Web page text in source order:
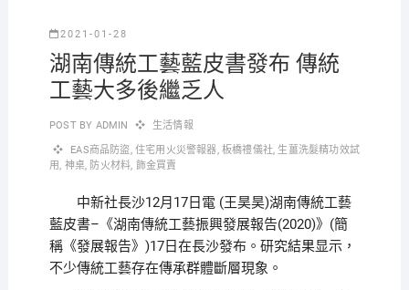
2021-01-28
湖南傳統工藝藍皮書發布 傳統
工藝大多後繼乏人
POST BY ADMIN 生活情報
EAS商品防盜, 住宅用火災警報器, 板橋禮儀社, 生薑洗髮精功效試
用, 神桌, 防火材料, 飾金買賣
中新社長沙12月17日電 (王昊昊)湖南傳統工藝
藍皮書–《湖南傳統工藝振興發展報告(2020)》(簡
稱《發展報告》)17日在長沙發布。研究結果显示，
不少傳統工藝存在傳承群體斷層現象。